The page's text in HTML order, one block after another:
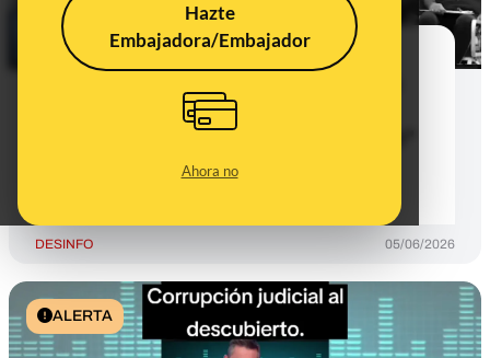
Hazte
Embajadora/Embajador
Ahora no
Sí, Florentino llamó "imbécil" a
reconoció aunque dijo que "son
frases sueltas sacadas de contexto"
tras publicarlo El Confidencial en
DESINFO 05/06/2026
ALERTA